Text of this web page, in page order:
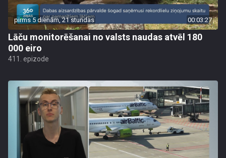
pirms 5 dienām, 21 stundas 00:03:27
Lāču monitorēšanai no valsts naudas atvēl 180
000 eiro
411. epizode